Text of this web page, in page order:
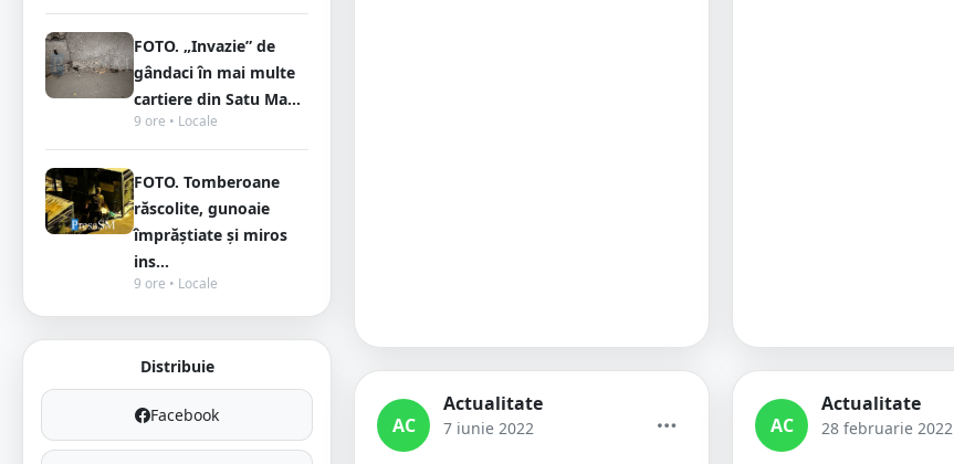
FOTO. „Invazie” de
gândaci în mai multe
cartiere din Satu Ma...
9 ore • Locale
FOTO. Tomberoane
răscolite, gunoaie
împrăștiate și miros
ins...
9 ore • Locale
Distribuie
Facebook AC
Actualitate
7 iunie 2022 AC
Actualitate
28 februarie 2022